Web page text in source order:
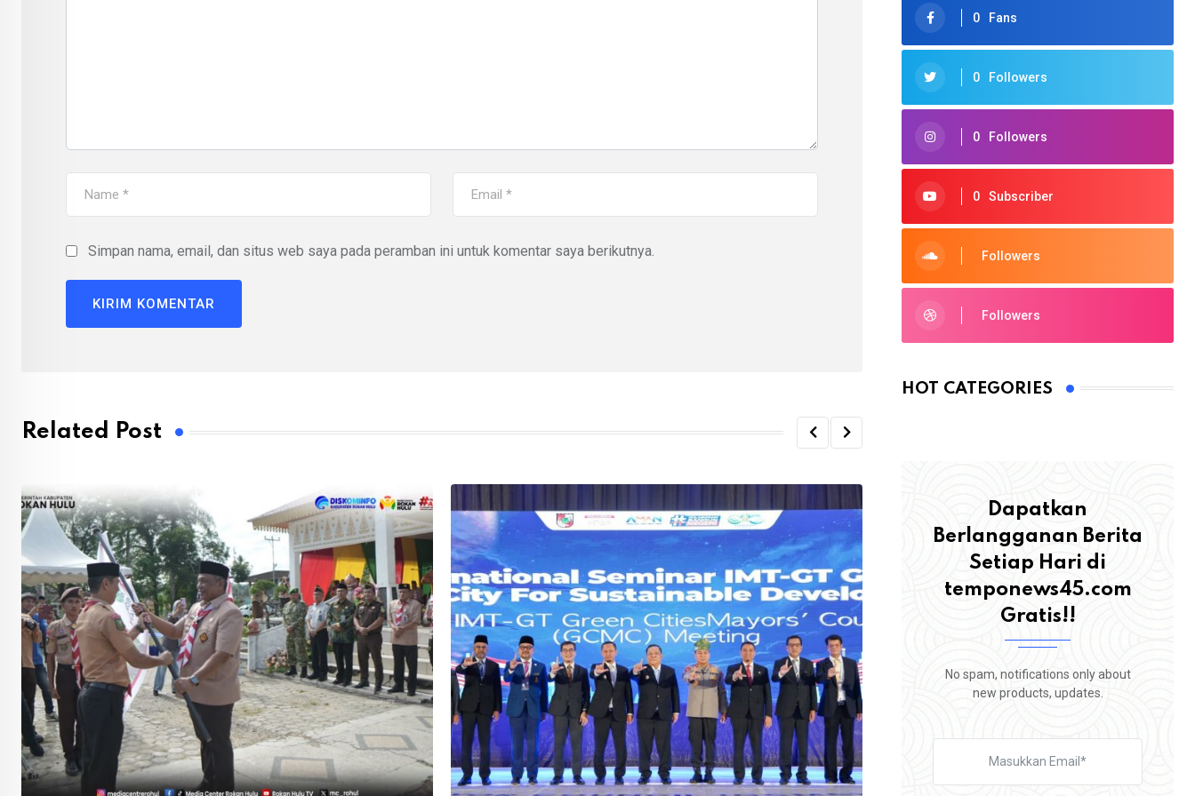
Simpan nama, email, dan situs web saya pada peramban ini untuk komentar saya berikutnya.
Related Post
0 Fans
0 Followers
0 Followers
0 Subscriber
Followers
Followers
HOT CATEGORIES
Dapatkan
Berlangganan Berita
Setiap Hari di
temponews45.com
Gratis!!
No spam, notifications only about
new products, updates.